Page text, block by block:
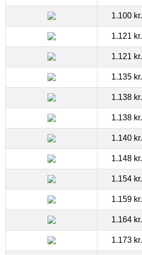
1.100 kr.
1.121 kr.
1.121 kr.
1.135 kr.
1.138 kr.
1.138 kr.
1.140 kr.
1.148 kr.
1.154 kr.
1.159 kr.
1.164 kr.
1.173 kr.